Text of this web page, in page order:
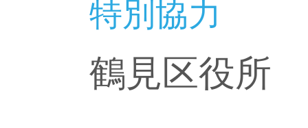
特別協力
鶴見区役所